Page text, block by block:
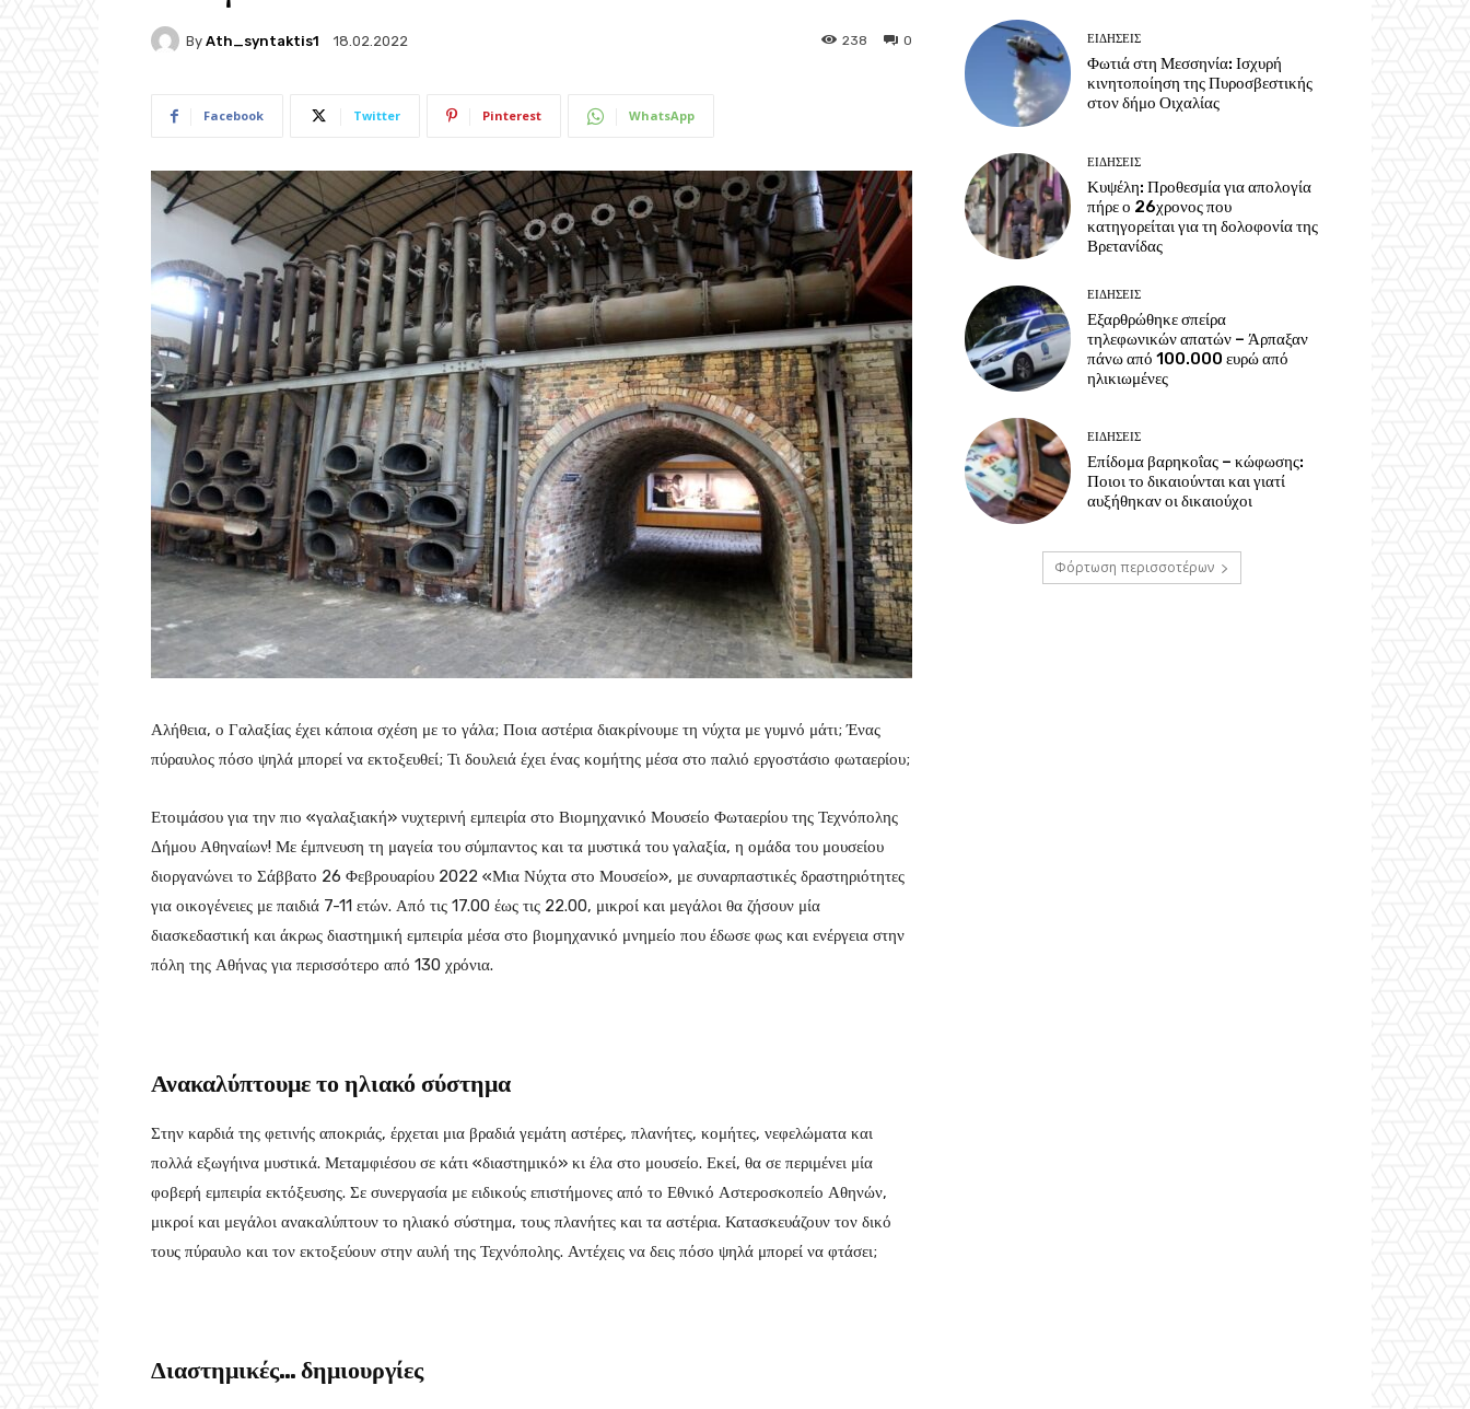
By Ath_syntaktis1 18.02.2022 0
238
Facebook Twitter Pinterest WhatsApp
Αλήθεια, ο Γαλαξίας έχει κάποια σχέση με το γάλα; Ποια αστέρια διακρίνουμε τη νύχτα με γυμνό μάτι; Ένας
πύραυλος πόσο ψηλά μπορεί να εκτοξευθεί; Τι δουλειά έχει ένας κομήτης μέσα στο παλιό εργοστάσιο φωταερίου;
Ετοιμάσου για την πιο «γαλαξιακή» νυχτερινή εμπειρία στο Βιομηχανικό Μουσείο Φωταερίου της Τεχνόπολης
Δήμου Αθηναίων! Με έμπνευση τη μαγεία του σύμπαντος και τα μυστικά του γαλαξία, η ομάδα του μουσείου
διοργανώνει το Σάββατο 26 Φεβρουαρίου 2022 «Μια Νύχτα στο Μουσείο», με συναρπαστικές δραστηριότητες
για οικογένειες με παιδιά 7-11 ετών. Από τις 17.00 έως τις 22.00, μικροί και μεγάλοι θα ζήσουν μία
διασκεδαστική και άκρως διαστημική εμπειρία μέσα στο βιομηχανικό μνημείο που έδωσε φως και ενέργεια στην
πόλη της Αθήνας για περισσότερο από 130 χρόνια.
Ανακαλύπτουμε το ηλιακό σύστημα
Στην καρδιά της φετινής αποκριάς, έρχεται μια βραδιά γεμάτη αστέρες, πλανήτες, κομήτες, νεφελώματα και
πολλά εξωγήινα μυστικά. Μεταμφιέσου σε κάτι «διαστημικό» κι έλα στο μουσείο. Εκεί, θα σε περιμένει μία
φοβερή εμπειρία εκτόξευσης. Σε συνεργασία με ειδικούς επιστήμονες από το Εθνικό Αστεροσκοπείο Αθηνών,
μικροί και μεγάλοι ανακαλύπτουν το ηλιακό σύστημα, τους πλανήτες και τα αστέρια. Κατασκευάζουν τον δικό
τους πύραυλο και τον εκτοξεύουν στην αυλή της Τεχνόπολης. Αντέχεις να δεις πόσο ψηλά μπορεί να φτάσει;
Διαστημικές… δημιουργίες
ΕΙΔΗΣΕΙΣ
Φωτιά στη Μεσσηνία: Ισχυρή
κινητοποίηση της Πυροσβεστικής
στον δήμο Οιχαλίας
ΕΙΔΗΣΕΙΣ
Κυψέλη: Προθεσμία για απολογία
πήρε ο 26χρονος που
κατηγορείται για τη δολοφονία της
Βρετανίδας
ΕΙΔΗΣΕΙΣ
Εξαρθρώθηκε σπείρα
τηλεφωνικών απατών – Άρπαξαν
πάνω από 100.000 ευρώ από
ηλικιωμένες
ΕΙΔΗΣΕΙΣ
Επίδομα βαρηκοΐας – κώφωσης:
Ποιοι το δικαιούνται και γιατί
αυξήθηκαν οι δικαιούχοι
Φόρτωση περισσοτέρων